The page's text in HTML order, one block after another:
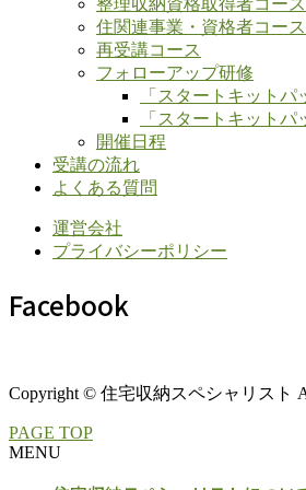
整理収納資格取得者コース
住関連事業・資格者コース
再受講コース
フォローアップ研修
「スタートキット
「スタートキット
開催日程
受講の流れ
よくある質問
運営会社
プライバシーポリシー
Facebook
Copyright © 住宅収納スペシャリスト
PAGE TOP
MENU